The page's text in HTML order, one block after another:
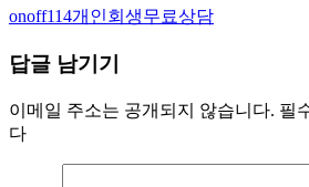
Author
onoff114Categories
개인회생무료상담
답글 남기기
이메일 주소는 공개되지 않습니다. 필
다